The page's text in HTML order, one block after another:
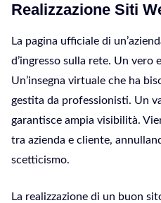
Realizzazione Siti
La pagina ufficiale di
d’ingresso sulla rete. Un
Un’insegna virtuale che ha
gestita da professionisti. Un
garantisce ampia visibilità.
tra azienda e cliente,
scetticismo.
La realizzazione di un buon